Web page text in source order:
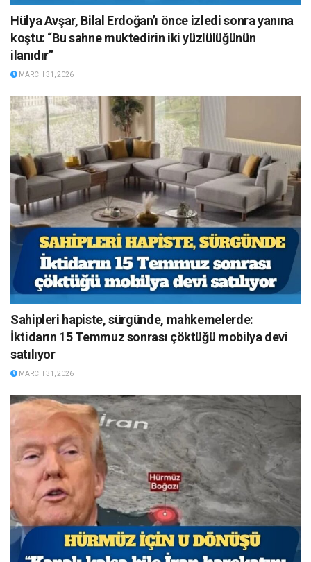
Hülya Avşar, Bilal Erdoğan’ı önce izledi sonra yanına
koştu: “Bu sahne muktedirin iki yüzlülüğünün
ilanıdır”
MARCH 31, 2026
Sahipleri hapiste, sürgünde, mahkemelerde:
İktidarın 15 Temmuz sonrası çöktüğü mobilya devi
satılıyor
MARCH 31, 2026